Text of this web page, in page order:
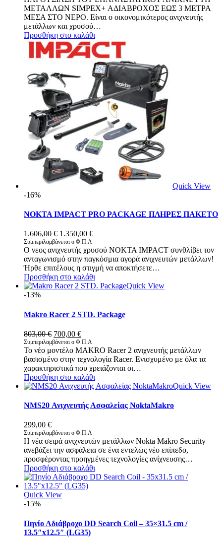
515,00 €.είναι:
390,00 €.
ΜΕΤΑΛΛΩΝ SIMPEX+ ΑΔΙΑΒΡΟΧΟΣ ΕΩΣ 3 ΜΕΤΡΑ
ΜΕΣΑ ΣΤΟ ΝΕΡΟ. Είναι ο οικονομικότερος ανιχνευτής
μετάλλων και χρυσού…
Προσθήκη στο καλάθι
Quick View
-16%
NOKTA IMPACT PRO PACKAGE ΠΛΗΡΕΣ ΠΑΚΕΤΟ
1.606,00€ Original
price
was:
1.606,00 €.
1.350,00 €Η
τιμή
είναι:
1.350,00 €.
Συμπεριλαμβάνεται ο Φ.Π.Α
O νεος ανιχνευτής χρυσού NOKTA IMPACT συνθλίβει τον
ανταγωνισμό στην παγκόσμια αγορά ανιχνευτών μετάλλων!
Ήρθε επιτέλους η στιγμή να αποκτήσετε…
Προσθήκη στο καλάθι
Quick View
-13%
Makro Racer 2 STD. Package
803,00€ Original
price
was:
803,00 €.
700,00 €Η
τρέχουσα
τιμή
είναι:
700,00 €.
Συμπεριλαμβάνεται ο Φ.Π.Α
Το νέο μοντέλο MAKRO Racer 2 ανιχνευτής μετάλλων
βασισμένο στην τεχνολογία Racer. Ενισχυμένο με όλα τα
χαρακτηριστικά που χρειάζονται οι…
Προσθήκη στο καλάθι
Quick View
NMS20 Ανιχνευτής Ασφαλείας NoktaMakro
299,00 €
Συμπεριλαμβάνεται ο Φ.Π.Α
Η νέα σειρά ανιχνευτών μετάλλων Nokta Makro Security
ανεβάζει την ασφάλεια σε ένα εντελώς νέο επίπεδο,
προσφέροντας προηγμένες τεχνολογίες ανίχνευσης…
Προσθήκη στο καλάθι
Quick View
-15%
Πηνίο Αδιάβροχο DD Search Coil – 35×31.5 cm /
13.5″x12.5″ (LG35)